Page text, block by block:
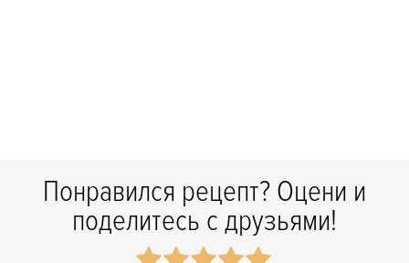
Понравился рецепт? Оцени и
поделитесь с друзьями!